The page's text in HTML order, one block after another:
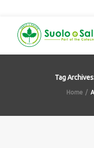
Tag
Home